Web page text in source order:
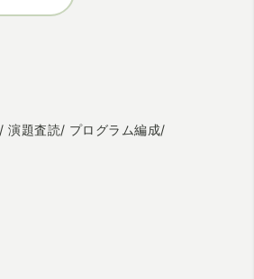
演題査読
プログラム編成